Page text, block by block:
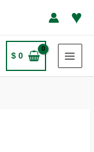
♥
$ 0